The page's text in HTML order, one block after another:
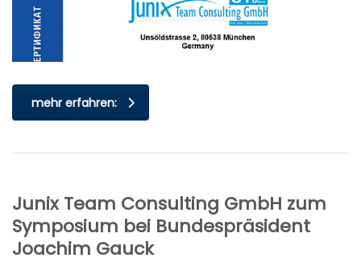
mehr erfahren:
Junix Team Consulting GmbH zum
Symposium bei Bundespräsident
Joachim Gauck